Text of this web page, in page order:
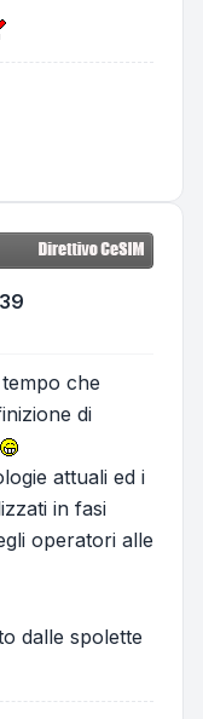
che
di
attuali ed i
in fasi
operatori alle
dalle spolette